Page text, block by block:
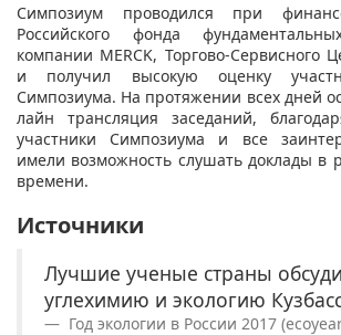
Симпозиум проводился при
Российского фонда
компании MERCK, Торгово-Сервисного
и получил высокую оценку
Симпозиума. На протяжении всех дней
лайн трансляция заседаний,
участники Симпозиума и все
имели возможность слушать доклады в
времени.
Источники
Лучшие ученые страны
углехимию и экологию
Год экологии в России 2017